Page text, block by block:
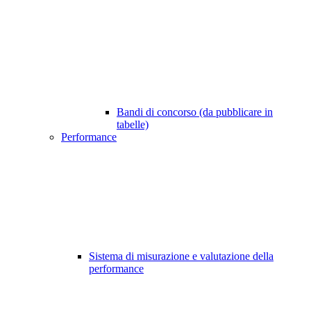
Bandi di concorso (da pubblicare in
tabelle)
Performance
Sistema di misurazione e valutazione della
performance